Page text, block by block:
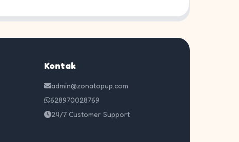
Kontak
admin@zonatopup.com
628970028769
24/7 Customer Support